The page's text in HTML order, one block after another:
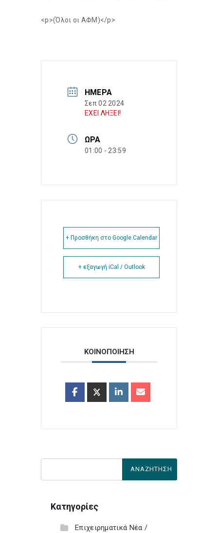
<p>(Όλοι οι ΑΦΜ)</p>
ΗΜΈΡΑ
Σεπ 02 2024
ΕΧΕΙ ΛΗΞΕΙ!
ΏΡΑ
01:00 - 23:59
+ Προσθήκη στο Google Calendar
+ εξαγωγή iCal / Outlook
ΚΟΙΝΟΠΟΙΗΣΗ
Κατηγορίες
Επιχειρηματικά Νέα /